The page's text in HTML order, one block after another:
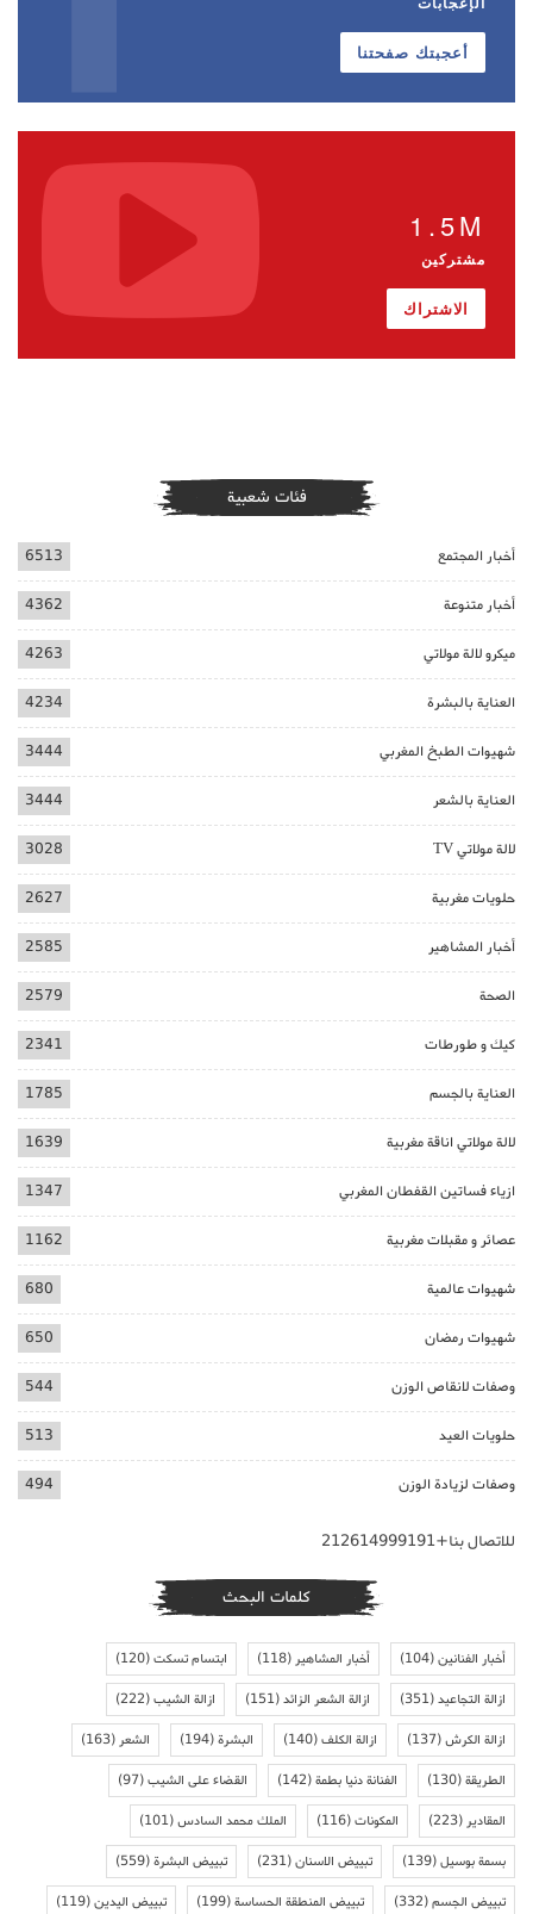
أعجبتك صفحتنا
1.5M
مشتركين
الاشتراك
فئات شعبية
أخبار المجتمع 6513
أخبار متنوعة 4362
ميكرو لالة مولاتي 4263
العناية بالبشرة 4234
شهيوات الطبخ المغربي 3444
العناية بالشعر 3444
لالة مولاتي TV 3028
حلويات مغربية 2627
أخبار المشاهير 2585
الصحة 2579
كيك و طورطات 2341
العناية بالجسم 1785
لالة مولاتي اناقة مغربية 1639
ازياء فساتين القفطان المغربي 1347
عصائر و مقبلات مغربية 1162
شهيوات عالمية 680
شهيوات رمضان 650
وصفات لانقاص الوزن 544
حلويات العيد 513
وصفات لزيادة الوزن 494
للاتصال بنا+212614999191
كلمات البحث
أخبار الفنانين(104) أخبار المشاهير(118) ابتسام تسكت(120)
ازالة التجاعيد(351) ازالة الشعر الزائد(151) ازالة الشيب(222)
ازالة الكرش(137) ازالة الكلف(140) البشرة(194) الشعر(163)
الطريقة(130) الفنانة دنيا بطمة(142) القضاء على الشيب(97)
المقادير(223) المكونات(116) الملك محمد السادس(101)
بسمة بوسيل(139) تبييض الاسنان(231) تبييض البشرة(559)
تبييض الجسم(332) تبييض المنطقة الحساسة(199) تبييض اليدين(119)